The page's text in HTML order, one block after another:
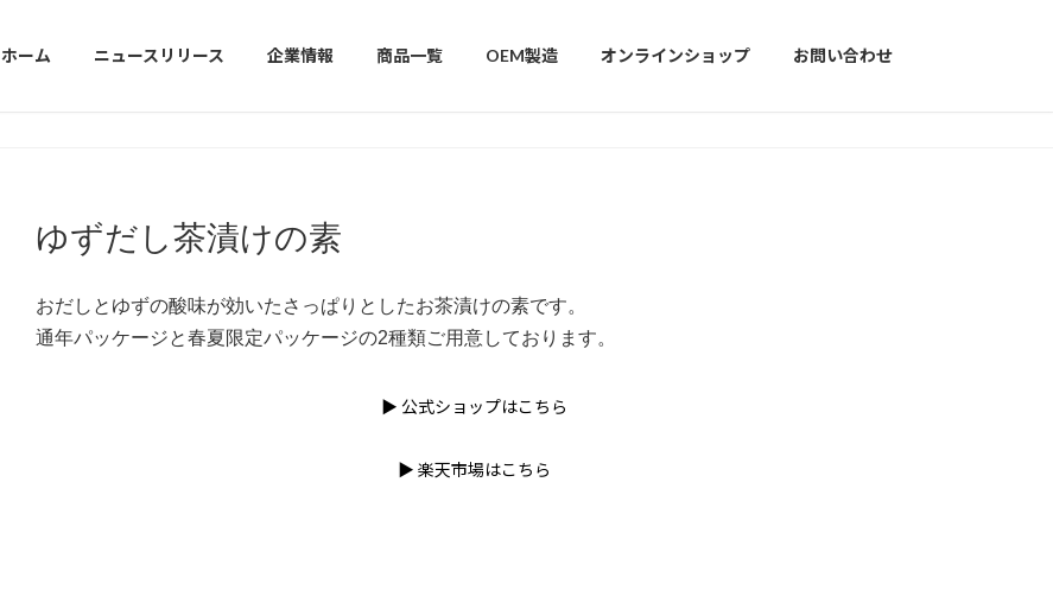
ホーム ニュースリリース 企業情報 商品一覧 OEM製造 オンラインショップ お問い合わせ
ゆずだし茶漬けの素
おだしとゆずの酸味が効いたさっぱりとしたお茶漬けの素です。
通年パッケージと春夏限定パッケージの2種類ご用意しております。
▶ 公式ショップはこちら
▶ 楽天市場はこちら